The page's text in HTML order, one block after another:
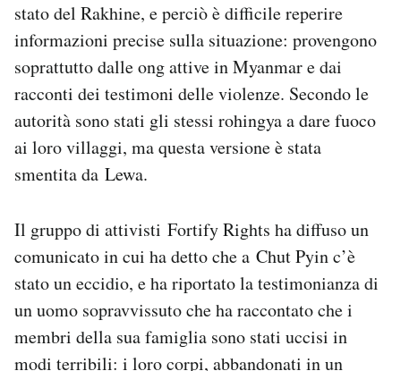
stato del Rakhine, e perciò è difficile reperire
informazioni precise sulla situazione: provengono
soprattutto dalle ong attive in Myanmar e dai
racconti dei testimoni delle violenze. Secondo le
autorità sono stati gli stessi rohingya a dare fuoco
ai loro villaggi, ma questa versione è stata
smentita da Lewa.
Il gruppo di attivisti Fortify Rights ha diffuso un
comunicato in cui ha detto che a Chut Pyin c’è
stato un eccidio, e ha riportato la testimonianza di
un uomo sopravvissuto che ha raccontato che i
membri della sua famiglia sono stati uccisi in
modi terribili: i loro corpi, abbandonati in un